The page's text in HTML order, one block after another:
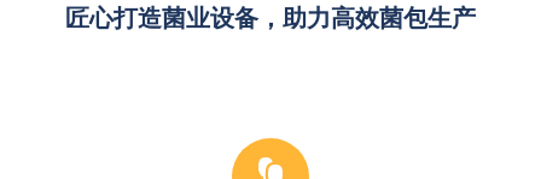
匠心打造菌业设备，助力高效菌包生产